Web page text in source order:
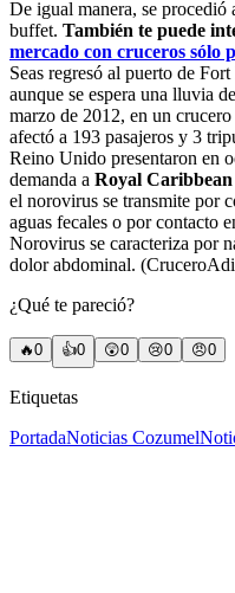
De igual manera, se procedió
buffet. También te puede
mercado con cruceros sólo
Seas regresó al puerto de
aunque se espera una lluvia
marzo de 2012, en un
afectó a 193 pasajeros y 3
Reino Unido presentaron en
demanda a Royal
el norovirus se transmite por
aguas fecales o por contacto
Norovirus se caracteriza por
dolor abdominal.
¿Qué te pareció?
🔥0 👍0 😲0 😢0 😠0
Etiquetas
PortadaNoticias Cozumel